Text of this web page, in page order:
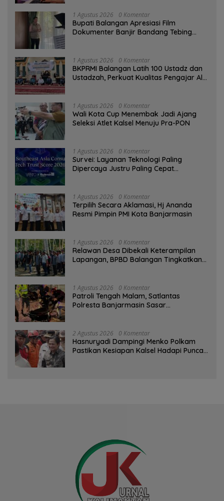
1 Agustus 2026 0 Komentar
Bupati Balangan Apresiasi Film
Dokumenter Banjir Bandang Tebing
1 Agustus 2026 0 Komentar
BKPRMI Balangan Latih 100 Ustadz dan
Ustadzah, Perkuat Kualitas Pengajar Al-
1 Agustus 2026 0 Komentar
Wali Kota Cup Menembak Jadi Ajang
Seleksi Atlet Kalsel Menuju Pra-PON
1 Agustus 2026 0 Komentar
Survei: Layanan Teknologi Paling
Dipercaya Justru Paling Cepat
1 Agustus 2026 0 Komentar
‎Terpilih Secara Aklamasi, Hj Ananda
Resmi Pimpin PMI Kota Banjarmasin
1 Agustus 2026 0 Komentar
Relawan Desa Dibekali Keterampilan
Lapangan, BPBD Balangan Tingkatkan
1 Agustus 2026 0 Komentar
Patroli Tengah Malam, Satlantas
Polresta Banjarmasin Sasar
2 Agustus 2026 0 Komentar
Hasnuryadi Dampingi Menko Polkam
Pastikan Kesiapan Kalsel Hadapi Puncak